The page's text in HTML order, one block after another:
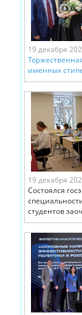
19 декабря
именных
19 декабря
Состоялся
студентов